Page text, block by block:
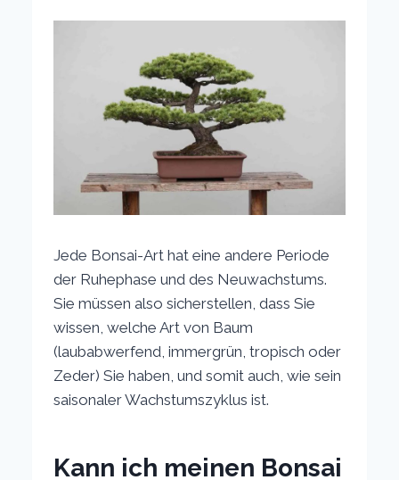
Jede Bonsai-Art hat eine andere Periode
der Ruhephase und des Neuwachstums.
Sie müssen also sicherstellen, dass Sie
wissen, welche Art von Baum
(laubabwerfend, immergrün, tropisch oder
Zeder) Sie haben, und somit auch, wie sein
saisonaler Wachstumszyklus ist.
Kann ich meinen Bonsai